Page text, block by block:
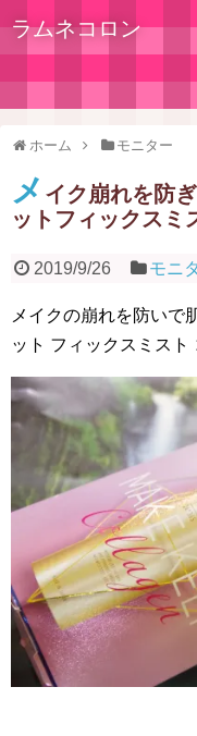
ラムネコロン
ホーム モニター
メ イク崩れを防
ットフィックスミ
2019/9/26 モニ
メイクの崩れを防いで
ット フィックスミスト